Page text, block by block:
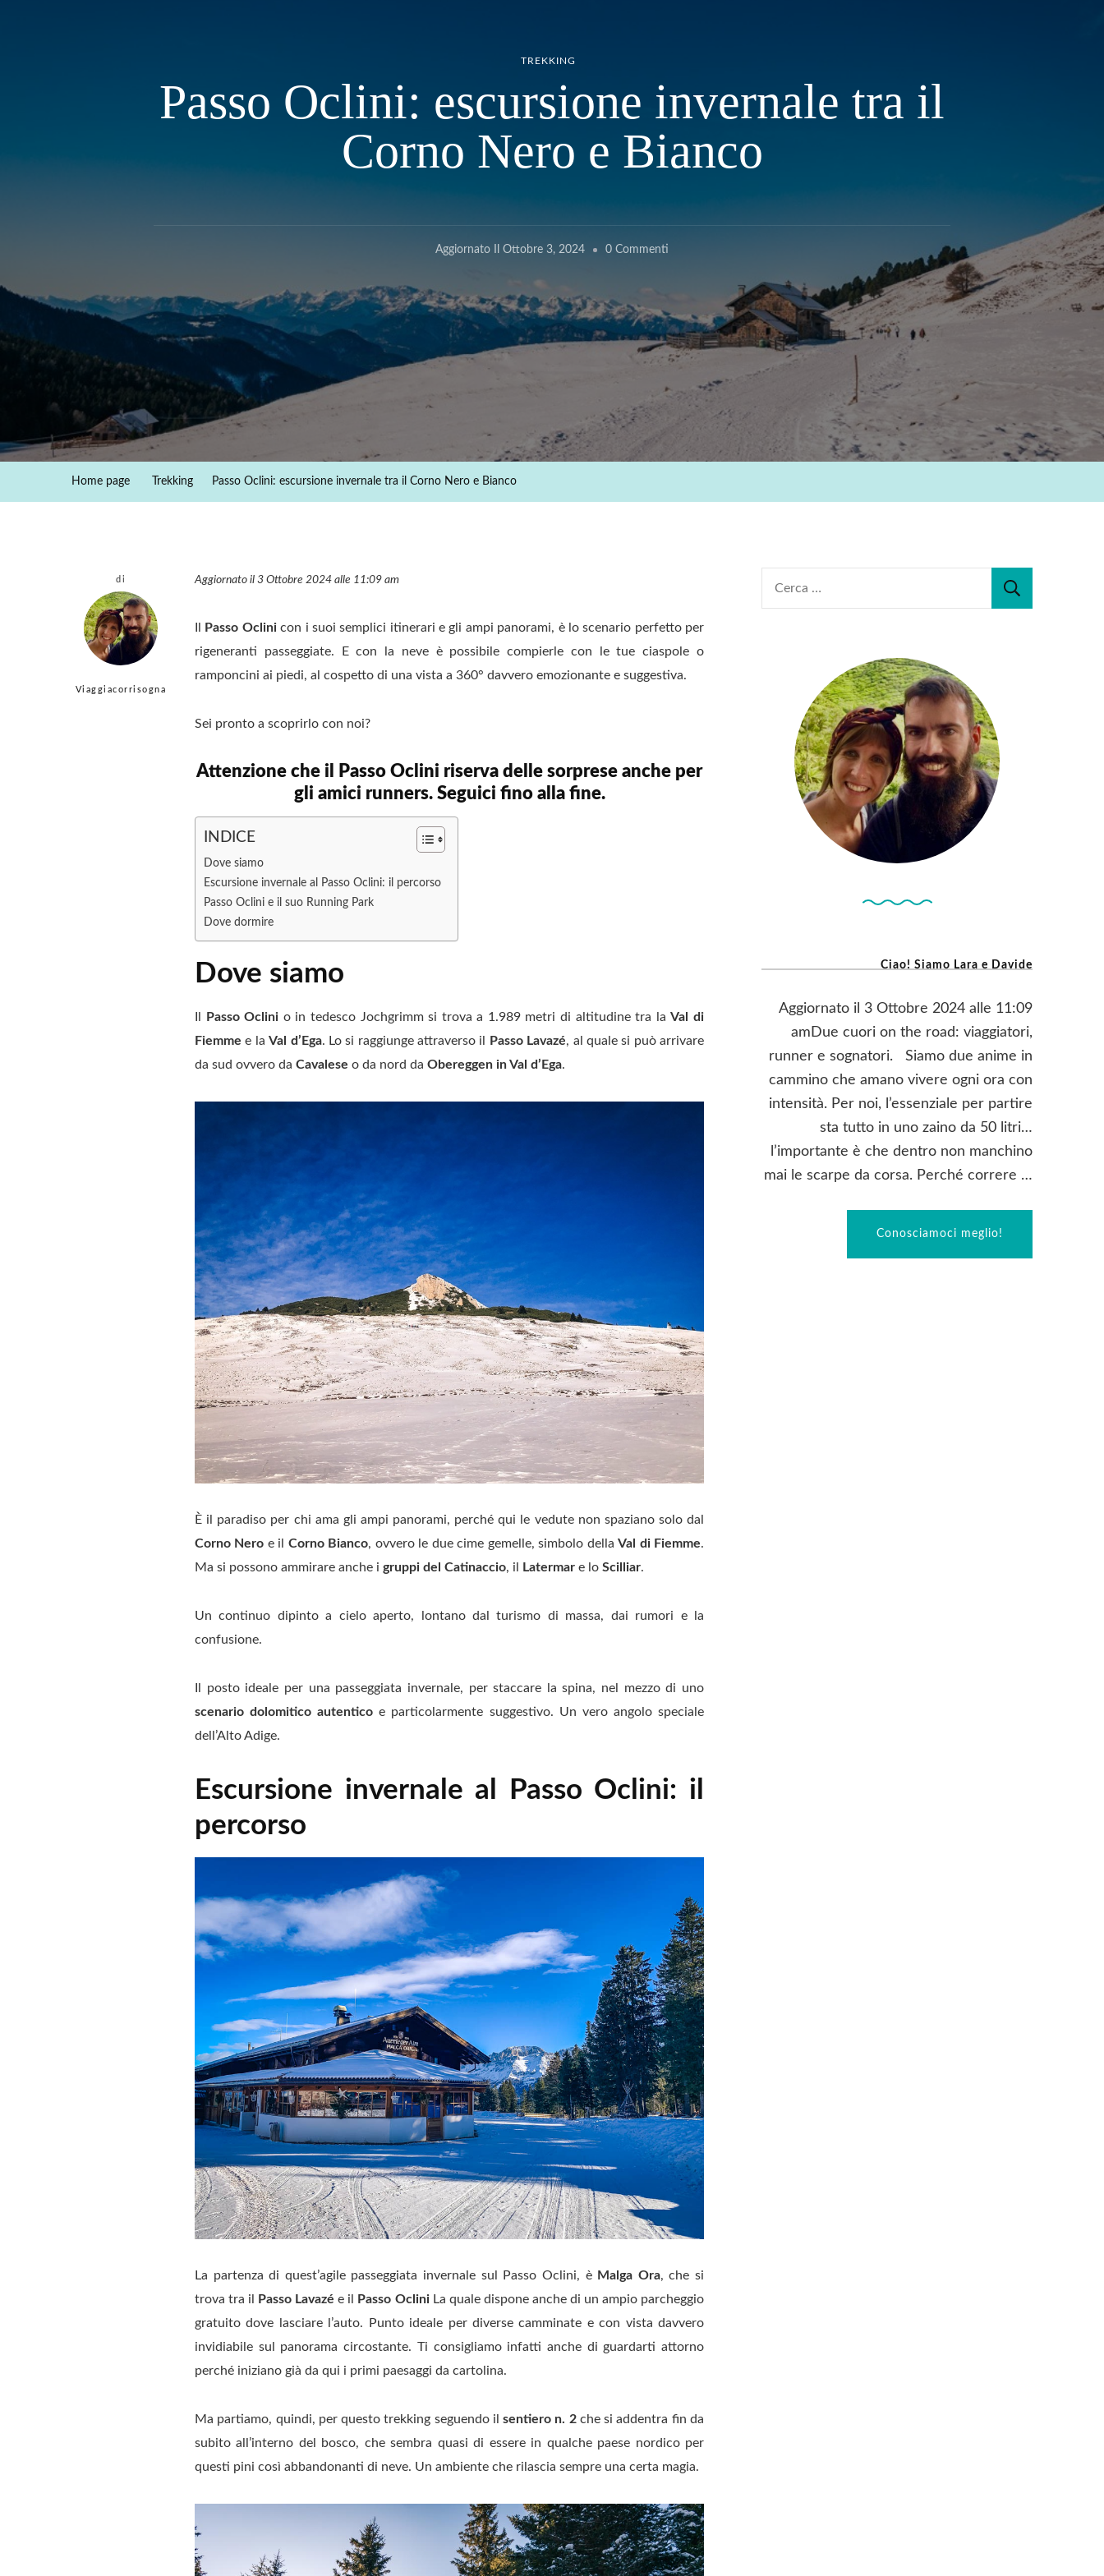
TREKKING
Passo Oclini: escursione invernale tra il
Corno Nero e Bianco
Aggiornato Il Ottobre 3, 2024 0 Commenti
Escursione
Invernale
Il
Corno
E
Home page Trekking Passo Oclini: escursione invernale tra il Corno Nero e Bianco
di
Viaggiacorrisogna
Aggiornato il 3 Ottobre 2024 alle 11:09 am
Passo Oclinicon i suoi semplici itinerari e gli ampi panorami, è lo scenario perfetto per
rigeneranti passeggiate. E con la neve è possibile compierle con le tue ciaspole o
ramponcini ai piedi, al cospetto di una vista a 360° davvero emozionante e suggestiva.
Sei pronto a scoprirlo con noi?
Attenzione che il Passo Oclini riserva delle sorprese anche per
gli amici runners. Seguici fino alla fine.
INDICE
Dove siamo
Escursione invernale al Passo Oclini: il percorso
Passo Oclini e il suo Running Park
Dove dormire
Dove siamo
Passo Oclini o in tedesco Jochgrimm si trova a 1.989 metri di altitudine tra laVal di
Fiemme e laVal d’Ega. Lo si raggiunge attraverso il Passo Lavazé, al quale si può arrivare
da sud ovvero da Cavalese o da nord da Obereggen in Val d’Ega.
È il paradiso per chi ama gli ampi panorami, perché qui le vedute non spaziano solo dal
Corno Nero e il Corno Bianco, ovvero le due cime gemelle, simbolo dellaVal di Fiemme.
Ma si possono ammirare anche i gruppi del Catinaccio, il Latermar e lo Scilliar.
Un continuo dipinto a cielo aperto, lontano dal turismo di massa, dai rumori e la
confusione.
Il posto ideale per una passeggiata invernale, per staccare la spina, nel mezzo di uno
scenario dolomitico autentico e particolarmente suggestivo. Un vero angolo speciale
dell’Alto Adige.
Escursione invernale al Passo Oclini: il
percorso
La partenza di quest’agile passeggiata invernale sul Passo Oclini, è Malga Ora, che si
trova tra il
Passo Lavazé e il Passo OcliniLa quale dispone anche di un ampio parcheggio
gratuito dove lasciare l’auto. Punto ideale per diverse camminate e con vista davvero
invidiabile sul panorama circostante. Ti consigliamo infatti anche di guardarti attorno
perché iniziano già da qui i primi paesaggi da cartolina.
Ma partiamo, quindi, per questo trekking seguendo ilsentiero n. 2che si addentra fin da
subito all’interno del bosco, che sembra quasi di essere in qualche paese nordico per
questi pini così abbandonanti di neve. Un ambiente che rilascia sempre una certa magia.
Ciao! Siamo Lara e Davide
Aggiornato il 3 Ottobre 2024 alle 11:09
amDue cuori on the road: viaggiatori,
runner e sognatori. Siamo due anime in
cammino che amano vivere ogni ora con
intensità. Per noi, l’essenziale per partire
sta tutto in uno zaino da 50 litri…
l’importante è che dentro non manchino
mai le scarpe da corsa. Perché correre …
Conosciamoci meglio!